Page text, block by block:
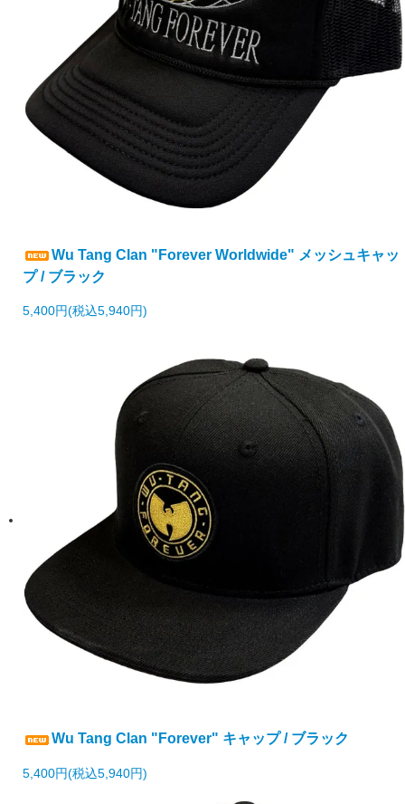
Wu Tang Clan "Forever Worldwide" メッシュキャッ
プ / ブラック
5,400円(税込5,940円)
Wu Tang Clan "Forever" キャップ / ブラック
5,400円(税込5,940円)